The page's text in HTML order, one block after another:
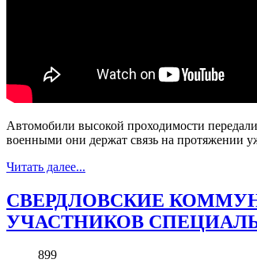
Автомобили высокой проходимости
военными они держат связь на протяжении
Читать далее...
СВЕРДЛОВСКИЕ
УЧАСТНИКОВ
899